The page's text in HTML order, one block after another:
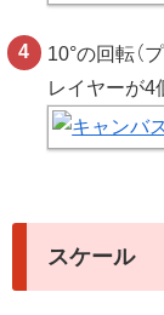
10°の回転（
レイヤーが4
スケール